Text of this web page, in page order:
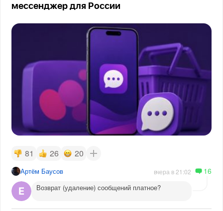
мессенджер для России
81 26 20
Артём Баусов вчера в 21:02 16
Возврат (удаление) сообщений платное?